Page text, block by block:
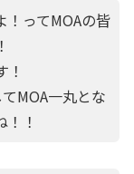
！ってMOAの皆
MOA一丸とな
！